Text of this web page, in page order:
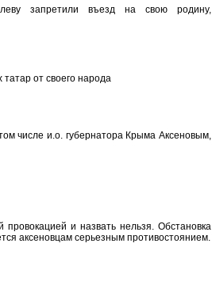
запретили въезд на свою родину,
от своего народа
числе и.о. губернатора Крыма Аксеновым,
и назвать нельзя. Обстановка
аксеновцам серьезным противостоянием.